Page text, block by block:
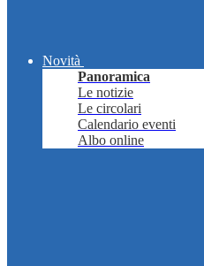
Novità
Panoramica
Le notizie
Le circolari
Calendario eventi
Albo online